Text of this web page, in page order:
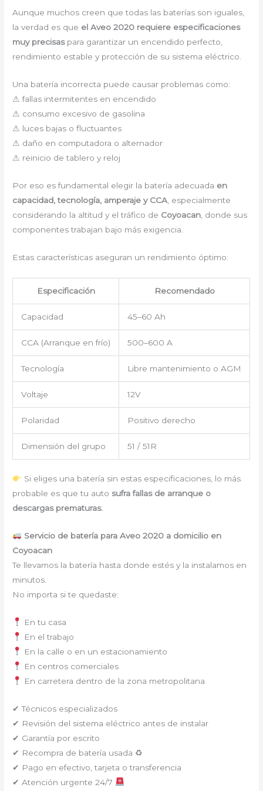
Aunque muchos creen que todas las baterías son iguales,
la verdad es que el Aveo 2020 requiere especificaciones
muy precisaspara garantizar un encendido perfecto,
rendimiento estable y protección de su sistema eléctrico.
Una batería incorrecta puede causar problemas como:
⚠ fallas intermitentes en encendido
⚠ consumo excesivo de gasolina
⚠ luces bajas o fluctuantes
⚠ daño en computadora o alternador
⚠ reinicio de tablero y reloj
Por eso es fundamental elegir la batería adecuada en
capacidad, tecnología, amperaje y CCA , especialmente
considerando la altitud y el tráfico de Coyoacan , donde sus
componentes trabajan bajo más exigencia.
Estas características aseguran un rendimiento óptimo:
Especificación Recomendado
Capacidad 45–60 Ah
CCA (Arranque en frío) 500–600 A
Tecnología Libre mantenimiento o AGM
Voltaje 12V
Polaridad Positivo derecho
Dimensión del grupo 51 / 51R
Si eliges una batería sin estas especificaciones, lo más
probable es que tu auto sufra fallas de arranque o
descargas prematuras.
Servicio de batería para Aveo 2020 a domicilio en
Coyoacan
Te llevamos la batería hasta donde estés y la instalamos en
minutos.
No importa si te quedaste:
En tu casa
En el trabajo
En la calle o en un estacionamiento
En centros comerciales
En carretera dentro de la zona metropolitana
✔ Técnicos especializados
✔ Revisión del sistema eléctrico antes de instalar
✔ Garantía por escrito
✔ Recompra de batería usada ♻
✔ Pago en efectivo, tarjeta o transferencia
✔ Atención urgente 24/7